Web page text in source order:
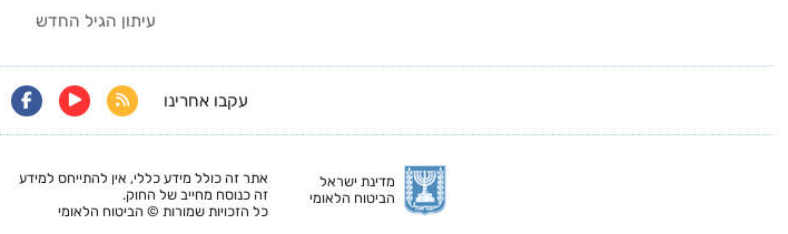
עיתון הגיל החדש
מדינת ישראל
הביטוח הלאומי
אתר זה כולל מידע כללי, אין להתייחס למידע
זה כנוסח מחייב של החוק.
כל הזכויות שמורות © הביטוח הלאומי
עקבו אחרינו